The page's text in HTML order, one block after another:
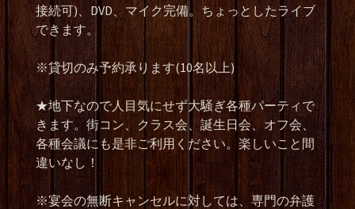
接続可)、 DVD、マイク完備。ちょっとしたライブ
できます。
※貸切のみ予約承ります(10名以上)
★地下なので人目気にせず大騒ぎ各種パーティで
きます。街コン、クラス会、誕生日会、オフ会、
各種会議にも是非ご利用ください。楽しいこと間
違いなし！
※宴会の無断キャンセルに対しては、専門の弁護